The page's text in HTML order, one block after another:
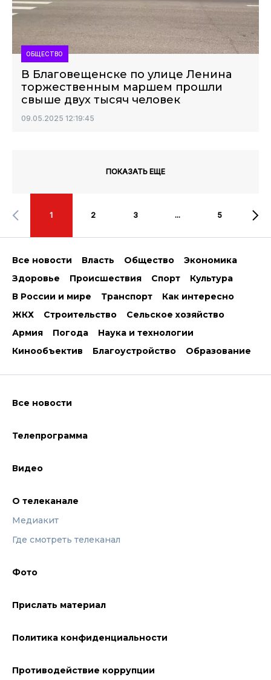
ОБЩЕСТВО
В Благовещенске по улице Ленина
торжественным маршем прошли
свыше двух тысяч человек
09.05.2025 12:19:45
ПОКАЗАТЬ ЕЩЕ
1 2 3 ... 5
Все новости Власть Общество
Экономика
Здоровье
Происшествия Спорт
Культура
В России и мире
Транспорт
Как интересно
ЖКХ
Строительство
Сельское хозяйство
Армия
Погода
Наука и технологии
Кинообъектив
Благоустройство Образование
Все новости
Телепрограмма
Видео
О телеканале
Медиакит
Где смотреть телеканал
Фото
Прислать материал
Политика конфиденциальности
Противодействие коррупции